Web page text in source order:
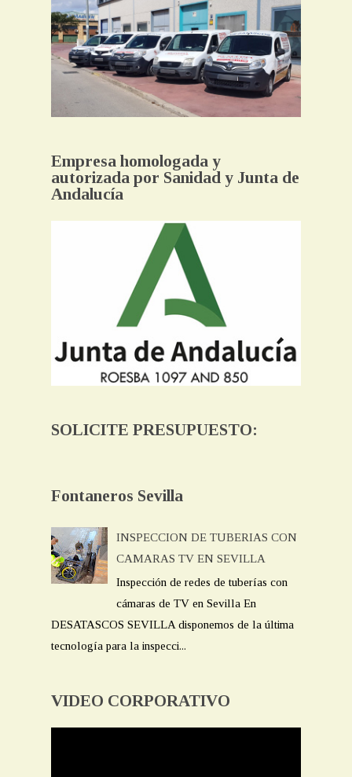
Empresa homologada y
autorizada por Sanidad y Junta de
Andalucía
SOLICITE PRESUPUESTO:
Fontaneros Sevilla
INSPECCION DE TUBERIAS CON
CAMARAS TV EN SEVILLA
Inspección de redes de tuberías con
cámaras de TV en Sevilla En
DESATASCOS SEVILLA disponemos de la última
tecnología para la inspecci...
VIDEO CORPORATIVO